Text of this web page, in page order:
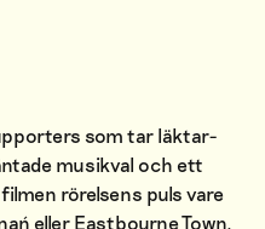
som tar läktar­
musikval och ett
rörelsens puls vare
eller Eastbourne Town.